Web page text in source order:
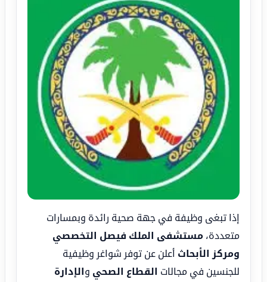
إذا تبغى وظيفة في جهة صحية رائدة وبمسارات
متعددة، مستشفى الملك فيصل التخصصي
ومركز الأبحاث أعلن عن توفر شواغر وظيفية
للجنسين في مجالات القطاع الصحي والإدارة